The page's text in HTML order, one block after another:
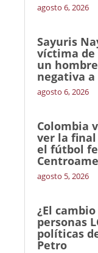
agosto 6, 2026
Sayuris
víctima de
un
negativa
agosto 6, 2026
Colombia
ver la
el fútbol
agosto 5, 2026
¿El
personas
políticas
Petro